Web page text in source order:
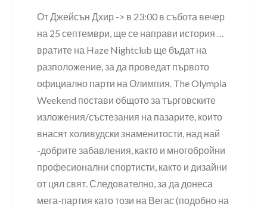
От Джейсън Дхир -> в 23:00 в събота вечер
на 25 септември, ще се направи история …
вратите на Haze Nightclub ще бъдат на
разположение, за да проведат първото
официално парти на Олимпия. The Olympia
Weekend постави общото за търговските
изложения/състезания на пазарите, които
внасят холивудски знаменитости, над най
-добрите забавления, както и многобройни
професионални спортисти, както и дизайни
от цял свят. Следователно, за да донеса
мега-партия като този на Вегас (подобно на